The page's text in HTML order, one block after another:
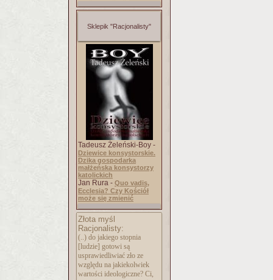
Sklepik "Racjonalisty"
Tadeusz Żeleński-Boy -
Dziewice konsystorskie.
Dzika gospodarka
małżeńska konsystorzy
katolickich
Jan Rura - Quo vadis,
Ecclesia? Czy Kościół
może się zmienić
Złota myśl
Racjonalisty:
(..) do jakiego stopnia
[ludzie] gotowi są
usprawiedliwiać zło ze
względu na jakiekolwiek
wartości ideologiczne? Ci,